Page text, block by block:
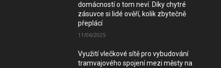
domácností o tom neví. Díky chytré
zásuvce si lidé ověří, kolik zbytečně
přeplácí
11/06/2025
Využití vlečkové sítě pro vybudování
tramvajového spojení mezi městy na